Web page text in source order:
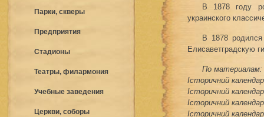
Парки, скверы
Предприятия
Стадионы
Театры, филармония
Учебные заведения
Церкви, соборы
В 1878 году
украинского
В 1878
Елисаветградскую
По материалам:
Історичний
Історичний
Історичний
Історичний